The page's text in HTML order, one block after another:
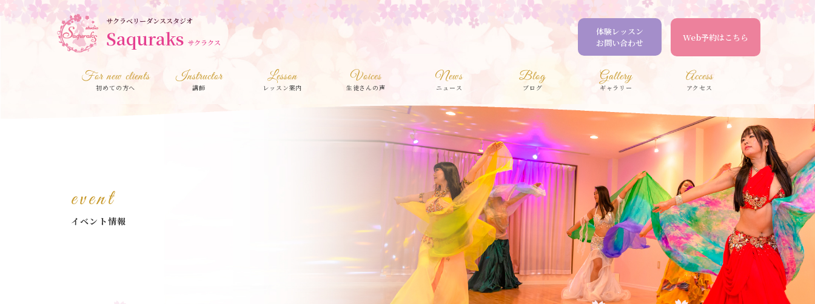
サクラベリーダンススタジオ
Saquraks サクラクス
体験レッスン
お問い合わせ
Web予約はこちら
For new clients
初めての方へ
Instructor
講師
Lesson
レッスン案内
Voices
生徒さんの声
News
ニュース
Blog
ブログ
Gallery
ギャラリー
Access
アクセス
event
イベント情報